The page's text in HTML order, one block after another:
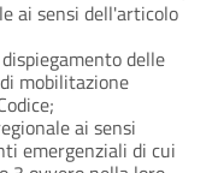
ai sensi dell'articolo
delle
mobilitazione
ai sensi
emergenziali di cui